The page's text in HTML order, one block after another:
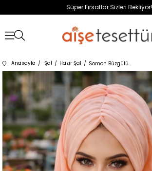
Süper Fırsatlar Sizleri Bekliyor!
Anasayfa Şal Hazır Şal Somon Büzgülü Hazır Şal